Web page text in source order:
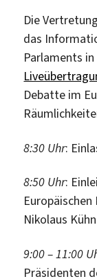
Die
das
Parlaments
Debatte im
8:30 Uhr:
8:50 Uhr:
Nikolaus
9:00 – 11:00
Präsidenten